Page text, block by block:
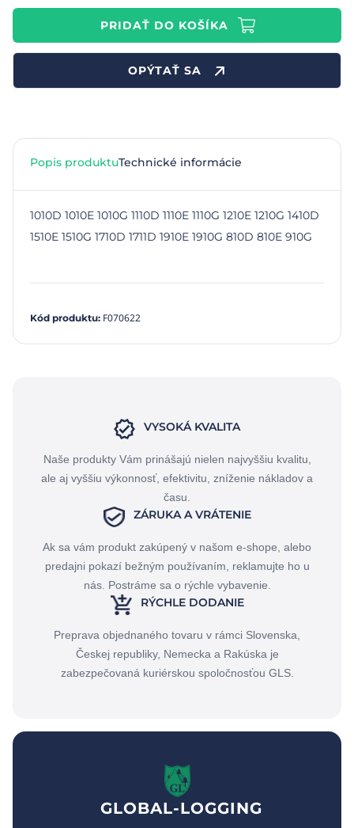
PRIDAŤ DO KOŠÍKA
OPÝTAŤ SA
Popis produktuTechnické informácie
1010D 1010E 1010G 1110D 1110E 1110G 1210E 1210G 1410D
1510E 1510G 1710D 1711D 1910E 1910G 810D 810E 910G
Kód produktu: F070622
VYSOKÁ KVALITA
Naše produkty Vám prinášajú nielen najvyššiu kvalitu,
ale aj vyššiu výkonnosť, efektivitu, zníženie nákladov a
času.
ZÁRUKA A VRÁTENIE
Ak sa vám produkt zakúpený v našom e-shope, alebo
predajni pokazí bežným používaním, reklamujte ho u
nás. Postráme sa o rýchle vybavenie.
RÝCHLE DODANIE
Preprava objednaného tovaru v rámci Slovenska,
Českej republiky, Nemecka a Rakúska je
zabezpečovaná kuriérskou spoločnosťou GLS.
GLOBAL-LOGGING